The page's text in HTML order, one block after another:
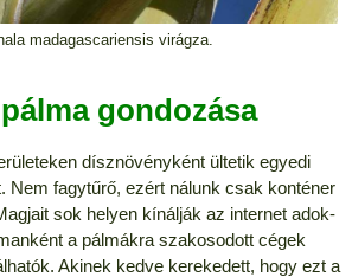
madagascariensis virágza.
gondozása
dísznövényként ültetik egyedi
Nem fagytűrő, ezért nálunk csak konténer
sok helyen kínálják az internet adok-
a pálmákra szakosodott cégek
Akinek kedve kerekedett, hogy ezt a